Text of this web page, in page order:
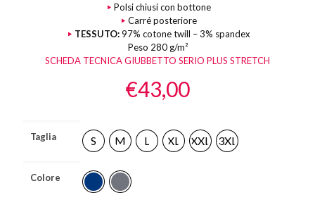
Polsi chiusi con bottone
Carré posteriore
TESSUTO:97% cotone twill – 3% spandex
Peso 280 g/m²
SCHEDA TECNICA GIUBBETTO SERIO PLUS STRETCH
€43,00
Taglia S M L XL XXL 3XL
Colore